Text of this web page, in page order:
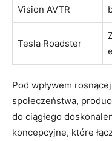
Vision AVTR
Tesla Roadster
Pod wpływem
społeczeństwa,
do ciągłego
koncepcyjne, które